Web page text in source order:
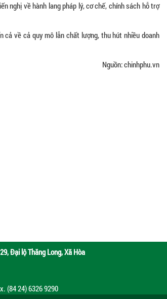
nghị về hành lang pháp lý, cơ chế, chính sách hỗ trợ
cả về cả quy mô lẫn chất lượng, thu hút nhiều doanh
Nguồn: chinhphu.vn
Đại lộ Thăng Long, Xã Hòa
(84 24) 6326 9290